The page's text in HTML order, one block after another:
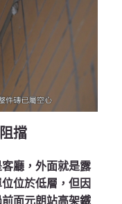
擋
廳，外面就是露
位於低層，但因
面元朗站高架鐵